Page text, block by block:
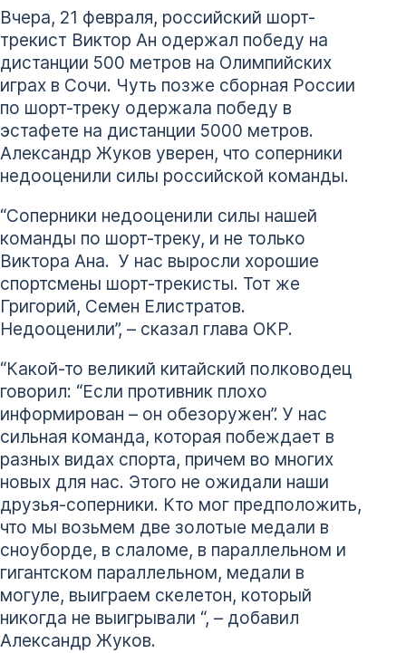
Вчера, 21 февраля, российский шорт-
трекист Виктор Ан одержал победу на
дистанции 500 метров на Олимпийских
играх в Сочи. Чуть позже сборная России
по шорт-треку одержала победу в
эстафете на дистанции 5000 метров.
Александр Жуков уверен, что соперники
недооценили силы российской команды.
“Соперники недооценили силы нашей
команды по шорт-треку, и не только
Виктора Ана. У нас выросли хорошие
спортсмены шорт-трекисты. Тот же
Григорий, Семен Елистратов.
Недооценили”, – сказал глава ОКР.
“Какой-то великий китайский полководец
говорил: “Если противник плохо
информирован – он обезоружен”. У нас
сильная команда, которая побеждает в
разных видах спорта, причем во многих
новых для нас. Этого не ожидали наши
друзья-соперники. Кто мог предположить,
что мы возьмем две золотые медали в
сноуборде, в слаломе, в параллельном и
гигантском параллельном, медали в
могуле, выиграем скелетон, который
никогда не выигрывали “, – добавил
Александр Жуков.